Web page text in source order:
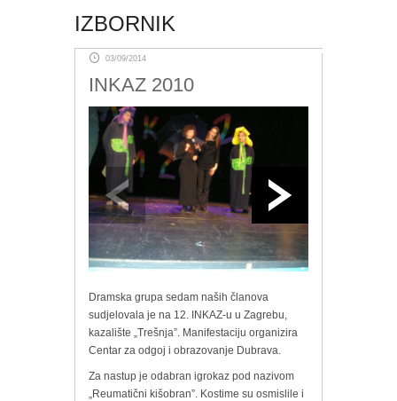
IZBORNIK
03/09/2014
INKAZ 2010
Dramska grupa sedam naših članova
sudjelovala je na 12. INKAZ-u u Zagrebu,
kazalište „Trešnja”. Manifestaciju organizira
Centar za odgoj i obrazovanje Dubrava.
Za nastup je odabran igrokaz pod nazivom
„Reumatični kišobran”. Kostime su osmislile i